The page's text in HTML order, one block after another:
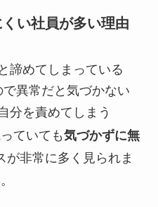
い社員が多い理由
諦めてしまっている
異常だと気づかない
分を責めてしまう
ていても気づかずに無
が非常に多く見られま